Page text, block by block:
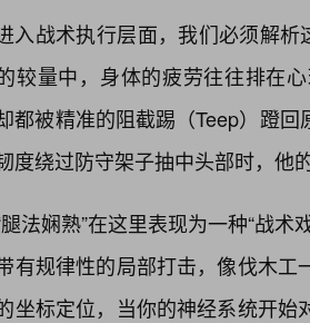
入战术执行层面，我们必须解析
较量中，身体的疲劳往往排在
都被精准的阻截踢（Teep）蹬
度绕过防守架子抽中头部时，他
腿法娴熟”在这里表现为一种“战
有规律性的局部打击，像伐木
坐标定位，当你的神经系统开